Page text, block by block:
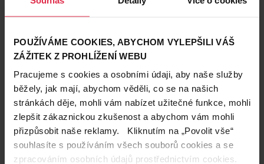
POUŽÍVÁME COOKIES, ABYCHOM VYLEPŠILI VÁŠ
ZÁŽITEK Z PROHLÍŽENÍ WEBU
Pracujeme s cookies a osobními údaji, aby naše služby
běžely, jak mají, abychom věděli, co se na našich
stránkách děje, mohli vám nabízet užitečné funkce, mohli
zlepšit zákaznickou zkušenost a abychom vám mohli
přizpůsobit naše reklamy. Kliknutím na „Povolit vše“
souhlasíte s používáním všech souborů cookies a se
zpracováním osobních údajů prostřednictvím cookies.
Elseve Rapid Reviver Total Repair 5 Intenzivní
rychle a krásně splyne s vlasy a oživí a posílí je bez
nutnosti smývání.
3. Low šampony
Zajímavou alternativou pro letní období je metoda
Low Poo, při které se používají jako šamponmycí
krémy bez obsahu sulfátů. Vlasy nejsou tak
zatížené, ale nezapomínejte je stejně chránit proti UV
záření – mechanicky i pomocí ochranných vlasových